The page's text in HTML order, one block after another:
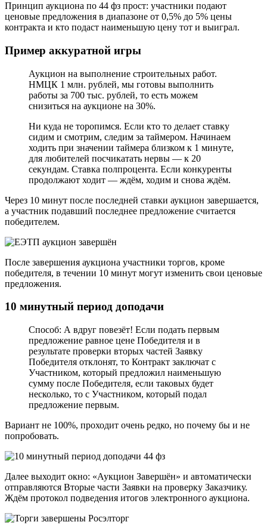
Принцип аукциона по 44 фз прост: участники подают
ценовые предложения в диапазоне от 0,5% до 5% цены
контракта и кто подаст наименьшую цену тот и выиграл.
Пример аккуратной игры
Аукцион на выполнение строительных работ.
НМЦК 1 млн. рублей, мы готовы выполнить
работы за 700 тыс. рублей, то есть можем
снизиться на аукционе на 30%.
Ни куда не торопимся. Если кто то делает ставку
сидим и смотрим, следим за таймером. Начинаем
ходить при значении таймера близком к 1 минуте,
для любителей посчикатать нервы — к 20
секундам. Ставка полпроцента. Если конкуренты
продолжают ходит — ждём, ходим и снова ждём.
Через 10 минут после последней ставки аукцион завершается,
а участник подавший последнее предложение считается
победителем.
После завершения аукциона участники торгов, кроме
победителя, в течении 10 минут могут изменить свои ценовые
предложения.
10 минутный период доподачи
Способ: А вдруг повезёт! Если подать первым
предложение равное цене Победителя и в
результате проверки вторых частей Заявку
Победителя отклонят, то Контракт заключат с
Участником, который предложил наименьшую
сумму после Победителя, если таковых будет
несколько, то с Участником, который подал
предложение первым.
Вариант не 100%, проходит очень редко, но почему бы и не
попробовать.
Далее выходит окно: «Аукцион Завершён» и автоматически
отправляются Вторые части Заявки на проверку Заказчику.
Ждём протокол подведения итогов электронного аукциона.